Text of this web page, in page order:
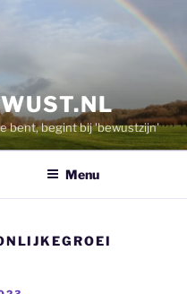
bent, begint bij 'bewustzijn'
Menu